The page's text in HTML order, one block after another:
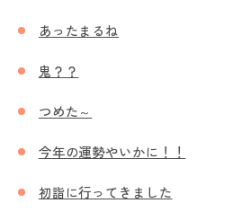
あったまるね
鬼？？
つめた～
今年の運勢やいかに！！
初詣に行ってきました